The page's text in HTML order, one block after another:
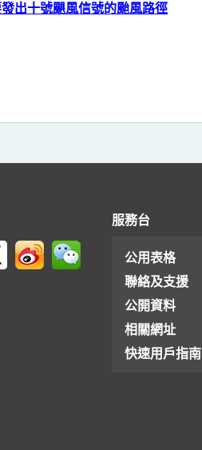
出十號颶風信號的颱風路徑
服務台
公用表格
聯絡及支援
公開資料
相關網址
快速用戶指南